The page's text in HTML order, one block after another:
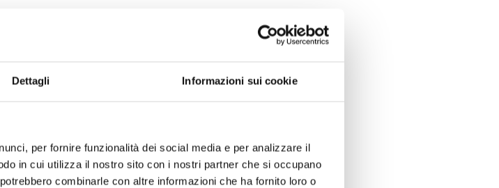
Dettagli Informazioni sui cookie
per fornire funzionalità dei social media e per analizzare il
in cui utilizza il nostro sito con i nostri partner che si occupano
combinarle con altre informazioni che ha fornito loro o